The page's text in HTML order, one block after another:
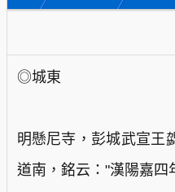
◎城東
明懸尼寺，彭城武宣王
道南，銘云："漢陽嘉四